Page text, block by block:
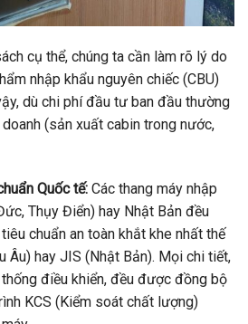
cụ thể, chúng ta cần làm rõ lý do
nhập khẩu nguyên chiếc (CBU)
dù chi phí đầu tư ban đầu thường
(sản xuất cabin trong nước,
Quốc tế:Các thang máy nhập
Thụy Điển) hay Nhật Bản đều
chuẩn an toàn khắt khe nhất thế
Âu) hay JIS (Nhật Bản). Mọi chi tiết,
điều khiển, đều được đồng bộ
KCS (Kiểm soát chất lượng)